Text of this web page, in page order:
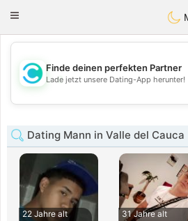
olombia
Toggle
💖
💕
Finde deinen perfekten Partner
Lade jetzt unsere Dating-App herunter!
Dating Mann in Valle del Cauca
22 Jahre alt
31 Jahre alt